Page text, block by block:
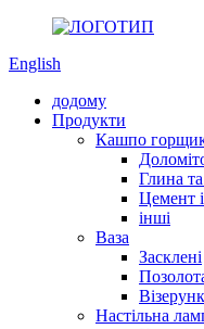
English
додому
Продукти
Кашпо
Глина
Цемент
інші
Ваза
Засклені
Настільна